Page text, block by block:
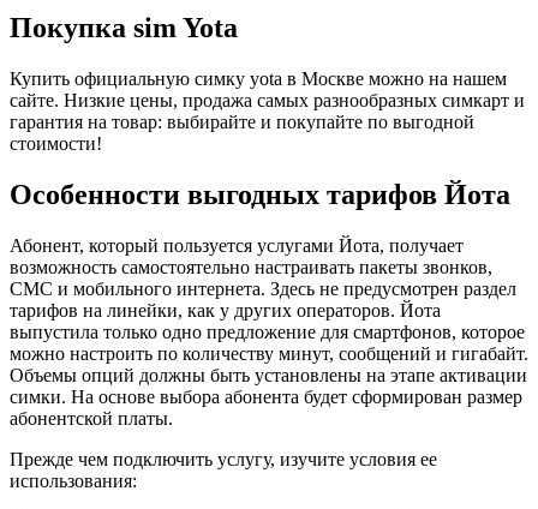
Покупка sim Yota
Купить официальную симку yota в Москве можно на нашем
сайте. Низкие цены, продажа самых разнообразных симкарт и
гарантия на товар: выбирайте и покупайте по выгодной
стоимости!
Особенности выгодных тарифов Йота
Абонент, который пользуется услугами Йота, получает
возможность самостоятельно настраивать пакеты звонков,
СМС и мобильного интернета. Здесь не предусмотрен раздел
тарифов на линейки, как у других операторов. Йота
выпустила только одно предложение для смартфонов, которое
можно настроить по количеству минут, сообщений и гигабайт.
Объемы опций должны быть установлены на этапе активации
симки. На основе выбора абонента будет сформирован размер
абонентской платы.
Прежде чем подключить услугу, изучите условия ее
использования: